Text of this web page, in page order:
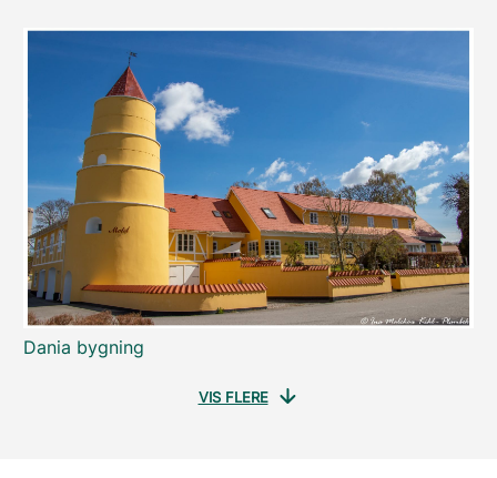
Dania bygning
VIS FLERE